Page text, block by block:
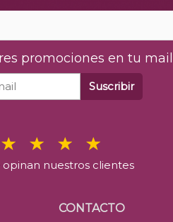
promociones en tu mail
Suscribir
opinan nuestros clientes
CONTACTO